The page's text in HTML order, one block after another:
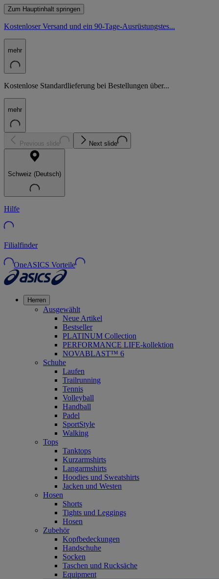
Zum Hauptinhalt springen
Kostenloser Versand und ein 90-Tage-Ausrüstungstes...
mehr
Kostenlose Standardlieferung bei Bestellungen über...
mehr
Previous slide Next slide
Schweiz (Deutsch)
Hilfe
Filialfinder
OneASICS Vorteile
Herren
Ausgewählt
Neue Artikel
Bestseller
PLATINUM Collection
PERFORMANCE LIFE-kollektion
NOVABLAST™ 6
Schuhe
Laufen
Trailrunning
Tennis
Volleyball
Handball
Padel
SportStyle
Walking
Tops
Tanktops
Kurzarmshirts
Langarmshirts
Hoodies und Sweatshirts
Jacken und Westen
Hosen
Shorts
Tights und Leggings
Hosen
Zubehör
Kopfbedeckungen
Handschuhe
Socken
Taschen und Rucksäche
Equipment